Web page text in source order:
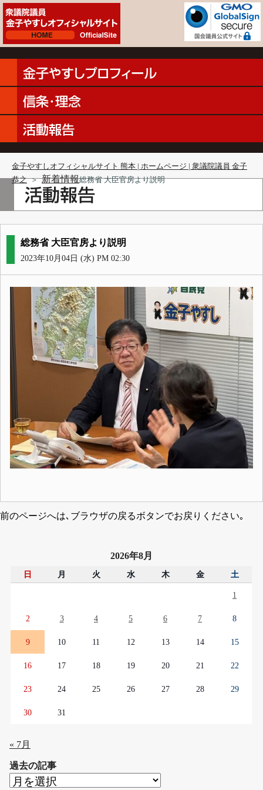
金子やすしオフィシャルサイト 熊本 | ホームページ | 衆議院議員 金子
恭之 ＞ 新着情報総務省 大臣官房より説明
総務省 大臣官房より説明
2023年10月04日 (水) PM 02:30
前のページへは､ブラウザの戻るボタンでお戻りください｡
2026年8月
日 月 火 水 木 金 土
1
2 3 4 5 6 7 8
9 10 11 12 13 14 15
16 17 18 19 20 21 22
23 24 25 26 27 28 29
30 31
« 7月
過去の記事
過